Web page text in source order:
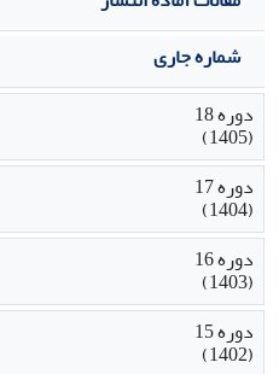
شماره جاری
دوره 18
(1405)
دوره 17
(1404)
دوره 16
(1403)
دوره 15
(1402)